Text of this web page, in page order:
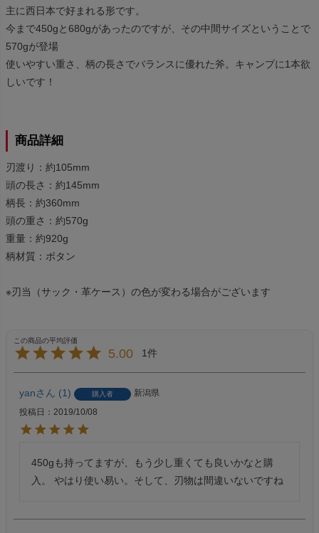
主に西日本で好まれる形です。
今まで450gと680gがあったのですが、その中間サイズということで
570gが登場
使いやすい重さ、柄の長さでバランスに優れた斧。キャンプに1本欲
しいです！
商品詳細
刃渡り：約105mm
頭の長さ：約145mm
柄長：約360mm
頭の重さ：約570g
重量：約920g
柄材質：ボタン
※刃当（サック・革ケース）の色が変わる場合がございます
5.00 1
yan 1 購入者
新潟県
投稿日
2019/10/08
450gも持ってますが、もう少し重くても良いかなと購
入。 やはり使い易い。そして、刃物は間違いないですね